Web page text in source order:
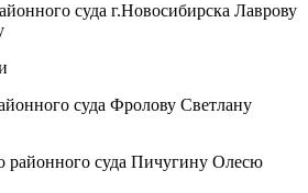
суда г.Новосибирска Лаврову
суда Фролову Светлану
районного суда Пичугину Олесю